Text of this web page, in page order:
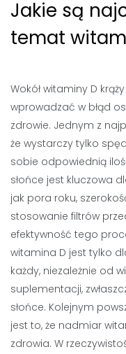
Jakie są
temat
Wokół witaminy D
wprowadzać w błąd
zdrowie. Jednym z
że wystarczy tylko
sobie odpowiednią
słońce jest kluczowa
jak pora roku,
stosowanie filtrów
efektywność tego
witamina D jest tylko
każdy, niezależnie od
suplementacji,
słońce. Kolejnym
jest to, że nadmiar
zdrowia. W